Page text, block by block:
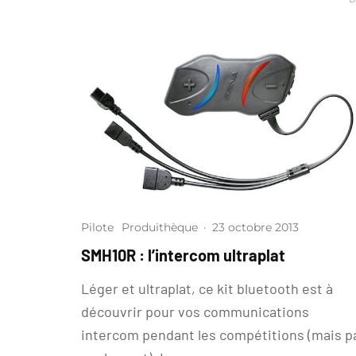
Pilote Produithèque · 23 octobre 2013
SMH10R : l’intercom ultraplat
Léger et ultraplat, ce kit bluetooth est à
découvrir pour vos communications
intercom pendant les compétitions (mais